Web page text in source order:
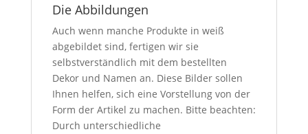
Die Abbildungen
Auch wenn manche Produkte in weiß
abgebildet sind, fertigen wir sie
selbstverständlich mit dem bestellten
Dekor und Namen an. Diese Bilder sollen
Ihnen helfen, sich eine Vorstellung von der
Form der Artikel zu machen. Bitte beachten:
Durch unterschiedliche